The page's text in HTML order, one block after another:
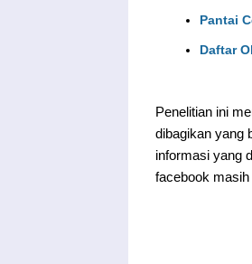
Pantai
Daftar
Penelitian ini
dibagikan yang
informasi yang
facebook